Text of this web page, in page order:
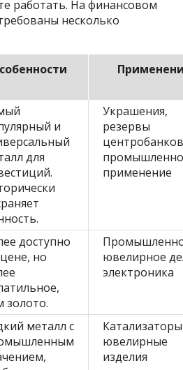
работать. На финансовом
несколько
и
для
Украшения,
резервы
применение
доступно
но
золото.
ювелирное
электроника
металл с
ювелирные
изделия